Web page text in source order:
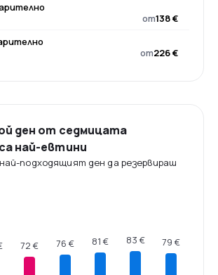
от138 €
от226 €
ден от седмицата
най-евтини
подходящият ден да резервираш
72 € 76 € 81 € 83 € 79 €